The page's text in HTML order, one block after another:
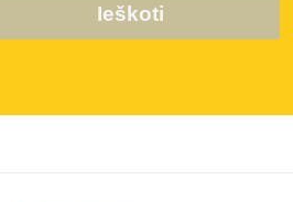
Ieškoti